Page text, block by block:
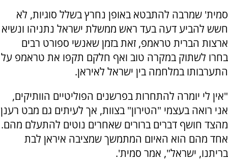
סמית' שמרבה להתבטא באופן נחרץ בשלל סוגיות, לא
חשש להביע דעה בעד ראש ממשלת ישראל נתניהו ונשיא
ארצות הברית טראמפ, זאת בזמן שאנשי ספורט רבים
בחרו לשתוק במקרה טוב ואף חלקם תקפו את טראמפ על
התערבותו במלחמה בין ישראל לאיראן.
"אין לי יומרה להתחרות בפרשנים הפוליטיים הוותיקים,
אני רואה בעצמי "הטירון" בצוות, אך לעיתים גם מבט רענן
מהצד חושף דברים ברורים שאחרים נוטים להתעלם מהם.
אחד מהם הוא האיום המתמשך שמציבה איראן לבת
בריתנו, ישראל", אמר סמית'.